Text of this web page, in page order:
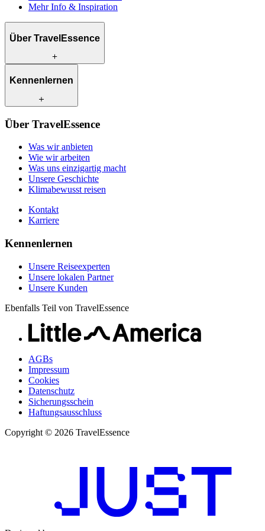
Mehr Info & Inspiration
Über TravelEssence
Was wir anbieten
Was uns einzigartig macht
Klimabewusst reisen
Kontakt
Karriere
Kennenlernen
Unsere Reiseexperten
Unsere Kunden
Über TravelEssence
Was wir anbieten
Wie wir arbeiten
Was uns einzigartig macht
Unsere Geschichte
Klimabewusst reisen
Kontakt
Karriere
Kennenlernen
Unsere Reiseexperten
Unsere lokalen Partner
Unsere Kunden
Ebenfalls Teil von TravelEssence
AGBs
Impressum
Cookies
Datenschutz
Sicherungsschein
Haftungsausschluss
Copyright © 2026 TravelEssence